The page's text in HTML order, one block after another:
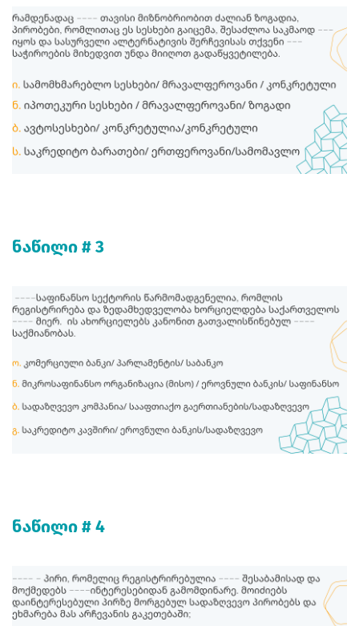
ნაწილი # 3
ნაწილი # 4